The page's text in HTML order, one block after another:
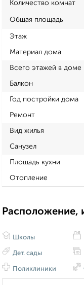
Количество комнат
Общая площадь
Этаж
Материал дома
Всего этажей в доме
Балкон
Год постройки дома
Ремонт
Вид жилья
Санузел
Площадь кухни
Отопление
Расположение,
Школы
Дет. сады
Поликлиники